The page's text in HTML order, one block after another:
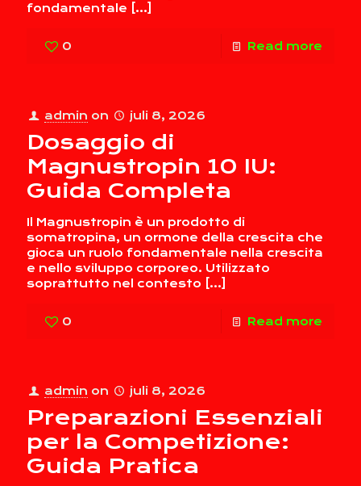
fondamentale […]
0 Read more
admin on juli 8, 2026
Dosaggio di
Magnustropin 10 IU:
Guida Completa
Il Magnustropin è un prodotto di
somatropina, un ormone della crescita che
gioca un ruolo fondamentale nella crescita
e nello sviluppo corporeo. Utilizzato
soprattutto nel contesto […]
0 Read more
admin on juli 8, 2026
Preparazioni Essenziali
per la Competizione:
Guida Pratica